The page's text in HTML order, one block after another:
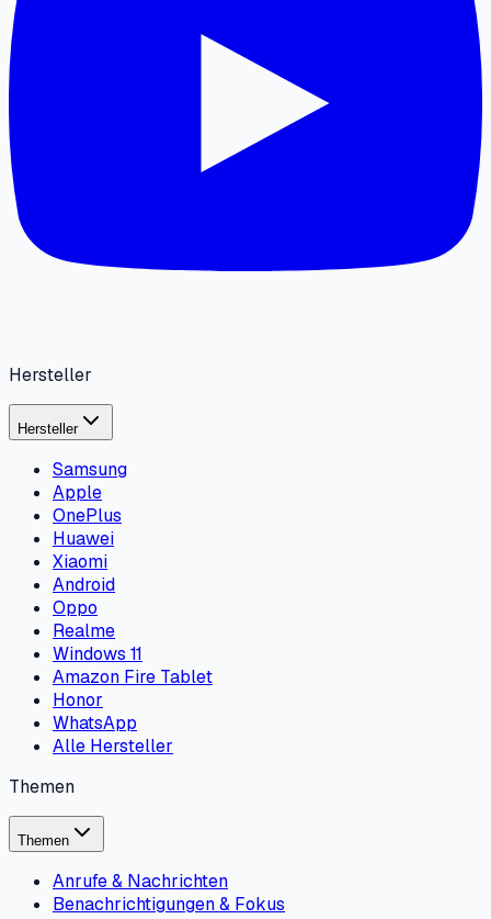
Hersteller
Hersteller
Samsung
Apple
OnePlus
Huawei
Xiaomi
Android
Oppo
Realme
Windows 11
Amazon Fire Tablet
Honor
WhatsApp
Alle Hersteller
Themen
Themen
Anrufe & Nachrichten
Benachrichtigungen & Fokus